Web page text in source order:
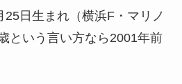
日生まれ（横浜F・マリノ
という言い方なら2001年前